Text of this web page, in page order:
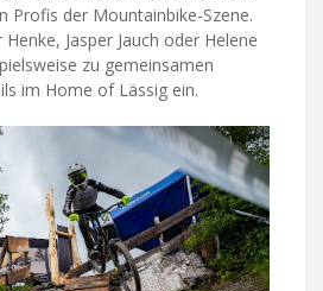
Profis der Mountainbike-Szene.
Jasper Jauch oder Helene
zu gemeinsamen
im Home of Lässig ein.